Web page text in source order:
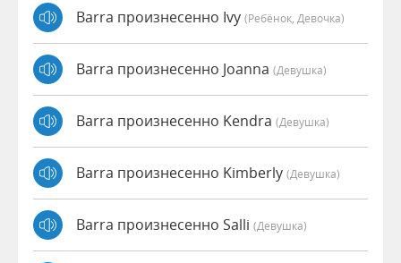
Barra произнесенно Ivy (Ребёнок, Девочка)
Barra произнесенно Joanna (девушка)
Barra произнесенно Kendra (девушка)
Barra произнесенно Kimberly (девушка)
Barra произнесенно Salli (девушка)